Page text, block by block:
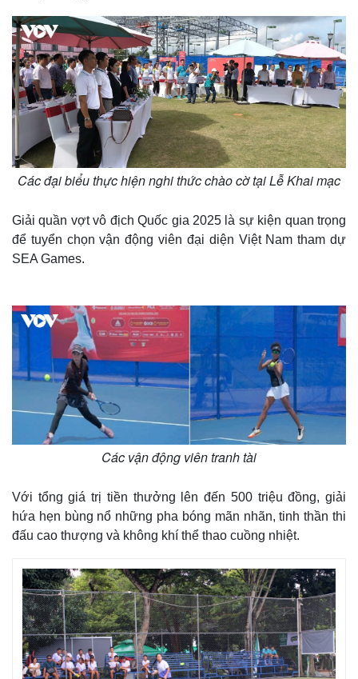
Thế giới
Quan sát
Multimedia
Infographic
Các đại biểu thực hiện nghi thức chào cờ tại Lễ Khai mạc
Giải quần vợt vô địch Quốc gia 2025 là sự kiện quan trọng
để tuyển chọn vận động viên đại diện Việt Nam tham dự
SEA Games.
Các vận động viên tranh tài
Với tổng giá trị tiền thưởng lên đến 500 triệu đồng, giải
hứa hẹn bùng nổ những pha bóng mãn nhãn, tinh thần thi
đấu cao thượng và không khí thể thao cuồng nhiệt.